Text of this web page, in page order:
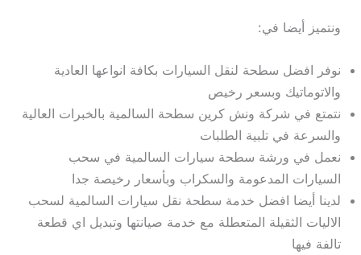
ونتميز أيضا في:
نوفر افضل سطحة لنقل السيارات بكافة انواعها العادية
والاتوماتيك وبسعر رخيص
نتمتع في شركة ونش كرين سطحة السالمية بالخبرات العالية
والسرعة في تلبية الطلبات
نعمل في ورشة سطحة سيارات السالمية في سحب
السيارات المدعومة والسكراب وبأسعار رخيصة جدا
لدينا أيضا افضل خدمة سطحة نقل سيارات السالمية لسحب
الاليات الثقيلة المتعطلة مع خدمة صيانتها وتبديل اي قطعة
تالفة فيها